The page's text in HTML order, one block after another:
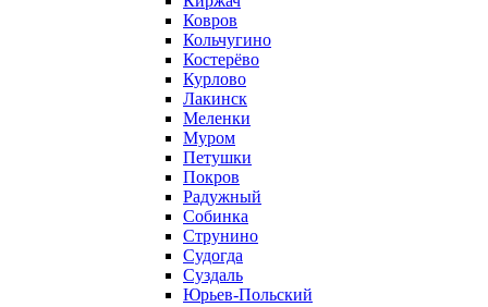
Ковров
Кольчугино
Костерёво
Курлово
Лакинск
Меленки
Муром
Петушки
Покров
Радужный
Собинка
Струнино
Судогда
Суздаль
Юрьев-Польский